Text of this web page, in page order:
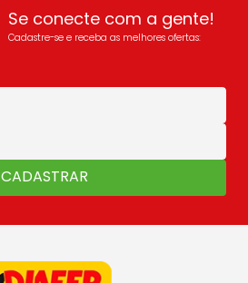
Se conecte com a gente!
Cadastre-se e receba as melhores ofertas:
CADASTRAR